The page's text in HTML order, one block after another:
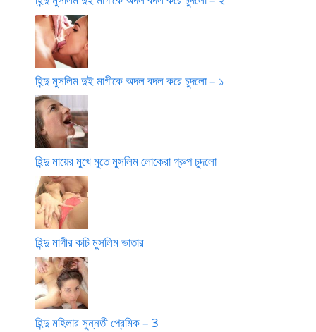
হিন্দু মুসলিম দুই মাগীকে অদল বদল করে চুদলো – ১
হিন্দু মায়ের মুখে মুতে মুসলিম লোকেরা গ্রুপ চুদলো
হিন্দু মাগীর কচি মুসলিম ভাতার
হিন্দু মহিলার সুন্নতী প্রেমিক – 3